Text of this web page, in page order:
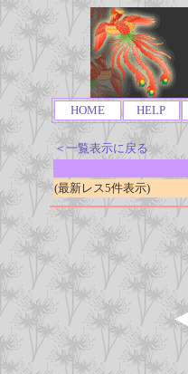
HOME HELP
＜一覧表示に戻る
(最新レス5件表示)